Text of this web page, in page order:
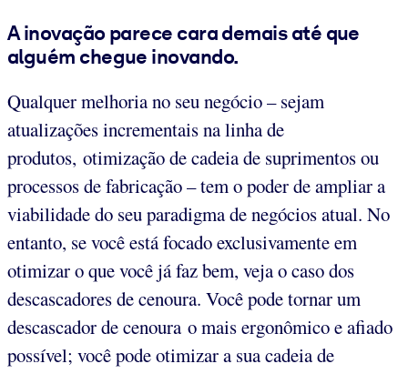
A inovação parece cara demais até que
alguém chegue inovando.
Qualquer melhoria no seu negócio – sejam
atualizações incrementais na linha de
produtos, otimização de cadeia de suprimentos ou
processos de fabricação – tem o poder de ampliar a
viabilidade do seu paradigma de negócios atual. No
entanto, se você está focado exclusivamente em
otimizar o que você já faz bem, veja o caso dos
descascadores de cenoura. Você pode tornar um
descascador de cenoura o mais ergonômico e afiado
possível; você pode otimizar a sua cadeia de